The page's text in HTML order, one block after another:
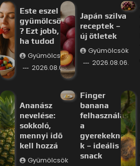
Este eszel
gyümölcsöt
? Ezt jobb,
ha tudod
Gyümölcsök
2026.08.06.
Japán szilva
receptek –
új ötletek
Gyümölcsök
2026.08.06.
Ananász
nevelése:
sokkoló,
mennyi idő
kell hozzá
Gyümölcsök
Finger
banana
felhasználás
a
gyerekekne
k – ideális
snack